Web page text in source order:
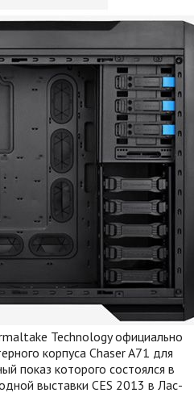
Technology официально
корпуса Chaser A71 для
показ которого состоялся в
выставки CES 2013 в Лас-